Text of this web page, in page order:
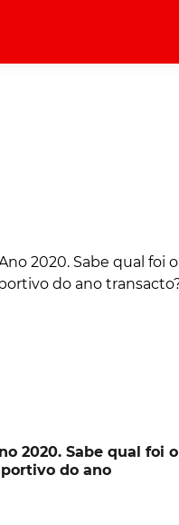
2020. Sabe qual foi o
do ano